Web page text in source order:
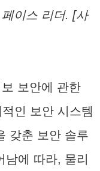
이스 리더. [사
보안에 관한
인 보안 시스템
갖춘 보안 솔루
에 따라, 물리